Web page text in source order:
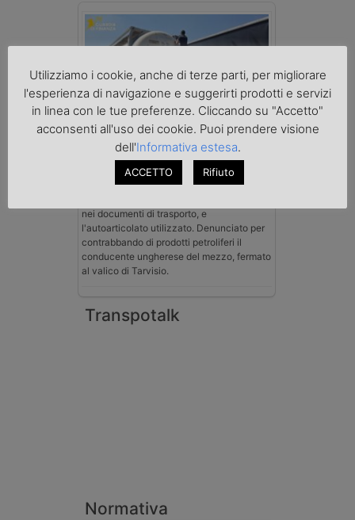
Benzina spacciata per solvente
sequestrata a Padova
di Padova hanno sottoposto a sequestro
preventivo 33mila litri di benzina di
nei documenti di trasporto, e
l'autoarticolato utilizzato. Denunciato per
contrabbando di prodotti petroliferi il
conducente ungherese del mezzo, fermato
al valico di Tarvisio.
Transpotalk
Normativa
Utilizziamo i cookie, anche di terze parti, per migliorare
l'esperienza di navigazione e suggerirti prodotti e servizi
in linea con le tue preferenze. Cliccando su "Accetto"
acconsenti all'uso dei cookie. Puoi prendere visione
dell'Informativa estesa.
ACCETTO Rifiuto